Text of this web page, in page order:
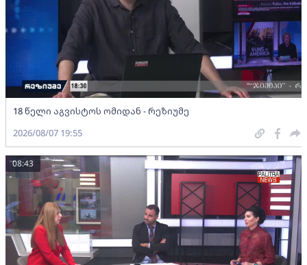
18 წელი აგვისტოს ომიდან - რეზიუმე
2026/08/07 19:55
08:43